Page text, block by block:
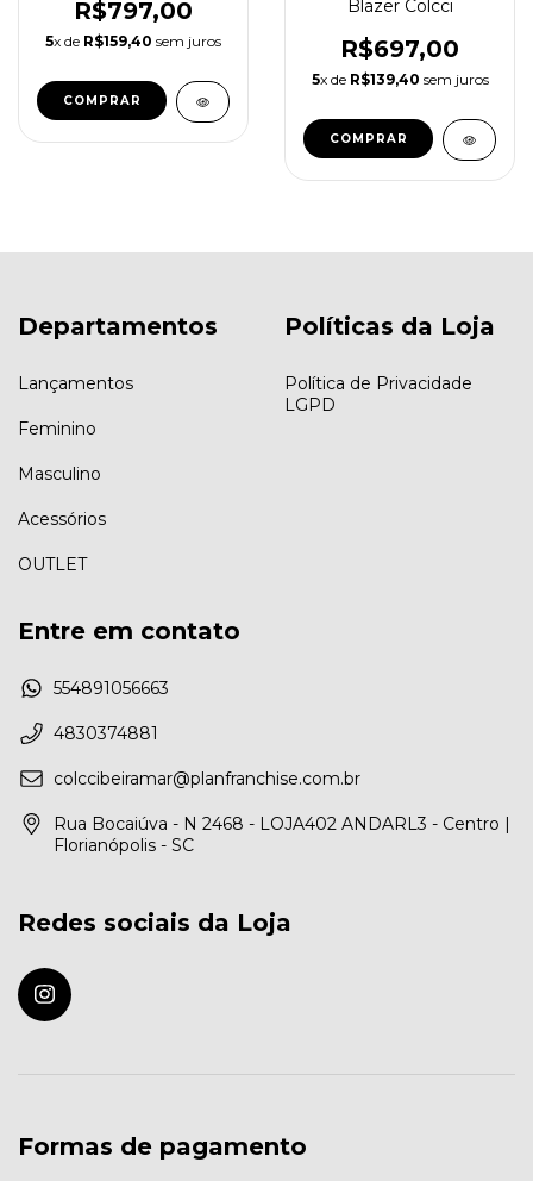
R$797,00
5x de R$159,40 sem juros
COMPRAR
Blazer Colcci
R$697,00
5x de R$139,40 sem juros
COMPRAR
Departamentos
Lançamentos
Feminino
Masculino
Acessórios
OUTLET
Políticas da Loja
Política de Privacidade
LGPD
Entre em contato
554891056663
4830374881
colccibeiramar@planfranchise.com.br
Rua Bocaiúva - N 2468 - LOJA402 ANDARL3 - Centro |
Florianópolis - SC
Redes sociais da Loja
Formas de pagamento